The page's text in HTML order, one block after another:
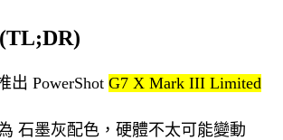
出 PowerShot G7 X Mark III Limited
石墨灰配色，硬體不太可能變動